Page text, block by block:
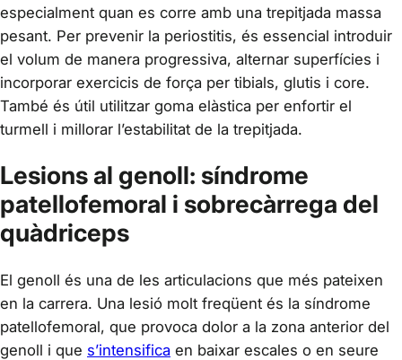
especialment quan es corre amb una trepitjada massa
pesant. Per prevenir la periostitis, és essencial introduir
el volum de manera progressiva, alternar superfícies i
incorporar exercicis de força per tibials, glutis i core.
També és útil utilitzar goma elàstica per enfortir el
turmell i millorar l’estabilitat de la trepitjada.
Lesions al genoll: síndrome
patellofemoral i sobrecàrrega del
quàdriceps
El genoll és una de les articulacions que més pateixen
en la carrera. Una lesió molt freqüent és la síndrome
patellofemoral, que provoca dolor a la zona anterior del
genoll i que s’intensifica en baixar escales o en seure